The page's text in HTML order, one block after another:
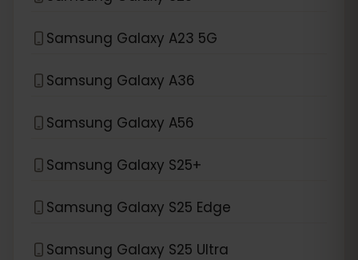
Samsung Galaxy A23 5G
Samsung Galaxy A36
Samsung Galaxy A56
Samsung Galaxy S25+
Samsung Galaxy S25 Edge
Samsung Galaxy S25 Ultra